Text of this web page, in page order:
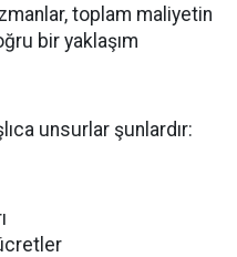
toplam maliyetin
bir yaklaşım
unsurlar şunlardır: